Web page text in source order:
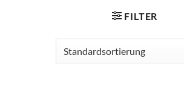
FILTER